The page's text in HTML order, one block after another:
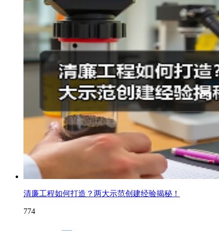
清廉工程如何打造？两大示范创建经验揭秘！
774